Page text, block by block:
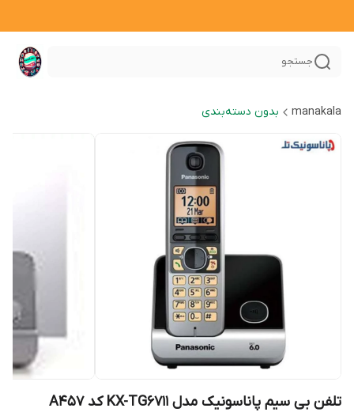
جستجو
manakala بدون دسته‌بندی
تلفن بی سیم پاناسونیک مدل KX-TG6711 کد A457